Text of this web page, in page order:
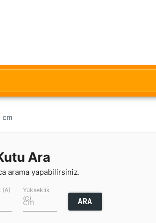
cm
Ara
arama yapabilirsiniz.
(A)
Yükseklik
(C)
ARA